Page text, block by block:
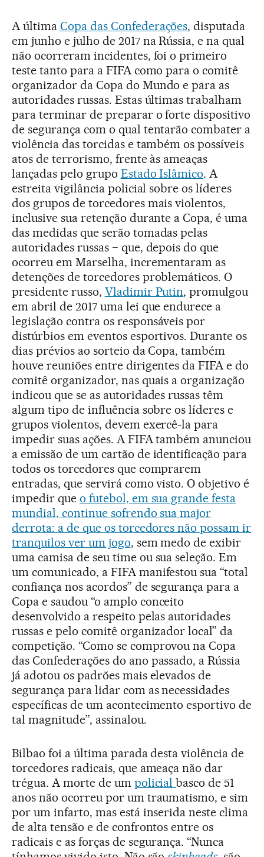
A última Copa das Confederações, disputada
em junho e julho de 2017 na Rússia, e na qual
não ocorreram incidentes, foi o primeiro
teste tanto para a FIFA como para o comitê
organizador da Copa do Mundo e para as
autoridades russas. Estas últimas trabalham
para terminar de preparar o forte dispositivo
de segurança com o qual tentarão combater a
violência das torcidas e também os possíveis
atos de terrorismo, frente às ameaças
lançadas pelo grupo Estado Islâmico. A
estreita vigilância policial sobre os líderes
dos grupos de torcedores mais violentos,
inclusive sua retenção durante a Copa, é uma
das medidas que serão tomadas pelas
autoridades russas − que, depois do que
ocorreu em Marselha, incrementaram as
detenções de torcedores problemáticos. O
presidente russo, Vladimir Putin, promulgou
em abril de 2017 uma lei que endurece a
legislação contra os responsáveis por
distúrbios em eventos esportivos. Durante os
dias prévios ao sorteio da Copa, também
houve reuniões entre dirigentes da FIFA e do
comitê organizador, nas quais a organização
indicou que se as autoridades russas têm
algum tipo de influência sobre os líderes e
grupos violentos, devem exercê-la para
impedir suas ações. A FIFA também anunciou
a emissão de um cartão de identificação para
todos os torcedores que comprarem
entradas, que servirá como visto. O objetivo é
impedir que o futebol, em sua grande festa
mundial, continue sofrendo sua major
derrota: a de que os torcedores não possam ir
tranquilos ver um jogo, sem medo de exibir
uma camisa de seu time ou sua seleção. Em
um comunicado, a FIFA manifestou sua “total
confiança nos acordos” de segurança para a
Copa e saudou “o amplo conceito
desenvolvido a respeito pelas autoridades
russas e pelo comitê organizador local” da
competição. “Como se comprovou na Copa
das Confederações do ano passado, a Rússia
já adotou os padrões mais elevados de
segurança para lidar com as necessidades
específicas de um acontecimento esportivo de
tal magnitude”, assinalou.
Bilbao foi a última parada desta violência de
torcedores radicais, que ameaça não dar
trégua. A morte de um policialbasco de 51
anos não ocorreu por um traumatismo, e sim
por um infarto, mas está inserida neste clima
de alta tensão e de confrontos entre os
radicais e as forças de segurança. “Nunca